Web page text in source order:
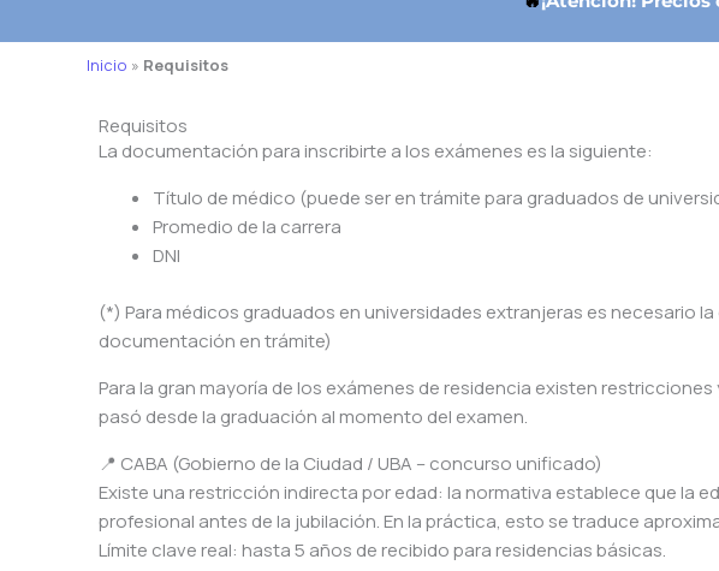
Inicio » Requisitos
Requisitos
La documentación para inscribirte a los exámenes es la siguiente:
Título de médico (puede ser en trámite para graduados de
Promedio de la carrera
DNI
(*) Para médicos graduados en universidades extranjeras es necesario
documentación en trámite)
Para la gran mayoría de los exámenes de residencia existen
pasó desde la graduación al momento del examen.
📍 CABA (Gobierno de la Ciudad / UBA – concurso unificado)
Existe una restricción indirecta por edad: la normativa establece que la
profesional antes de la jubilación. En la práctica, esto se traduce
Límite clave real: hasta 5 años de recibido para residencias básicas.